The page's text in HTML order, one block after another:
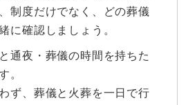
制度だけでなく、どの葬儀
に確認しましょう。
通夜・葬儀の時間を持ちた
。
ず、葬儀と火葬を一日で行